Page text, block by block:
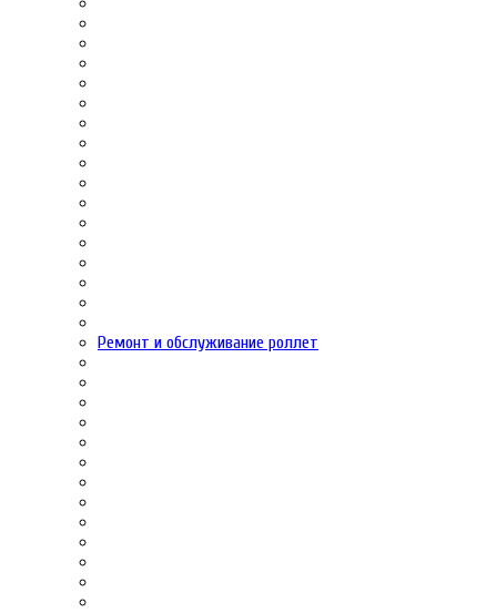
Ремонт и обслуживание роллет